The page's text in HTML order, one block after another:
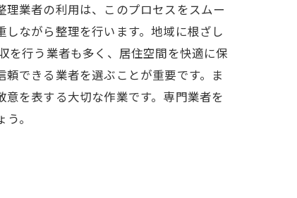
業者の利用は、このプロセスをスムー
ながら整理を行います。地域に根ざし
を行う業者も多く、居住空間を快適に保
できる業者を選ぶことが重要です。ま
を表する大切な作業です。専門業者を
。